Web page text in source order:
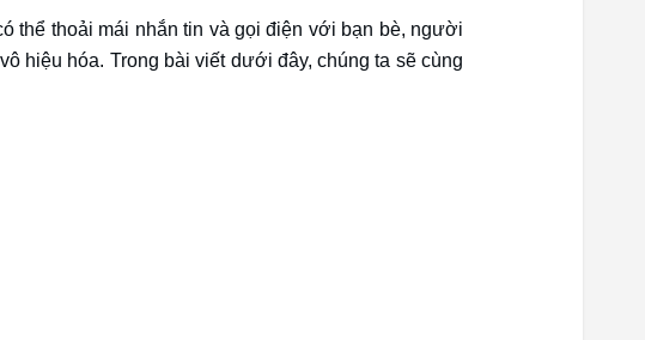
thể thoải mái nhắn tin và gọi điện với bạn bè, người
hiệu hóa. Trong bài viết dưới đây, chúng ta sẽ cùng